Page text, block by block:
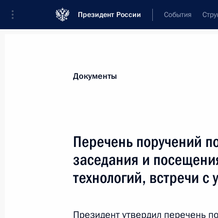
Президент России События
Все поручения
Все поручения
Документы
Перечень поручений
заседания и
технологий, встречи с
Президент утвердил перечень